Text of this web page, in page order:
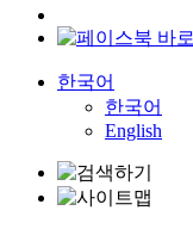
한국어
한국어
English